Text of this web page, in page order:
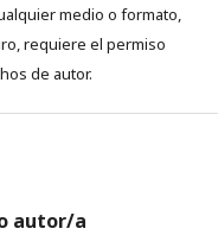
medio o formato,
requiere el permiso
de autor.
autor/a